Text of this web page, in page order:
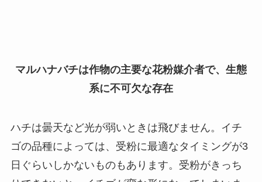
マルハナバチは作物の主要な花粉媒介者で、生態
系に不可欠な存在
ハチは曇天など光が弱いときは飛びません。イチ
ゴの品種によっては、受粉に最適なタイミングが3
日ぐらいしかないものもあります。受粉がきっち